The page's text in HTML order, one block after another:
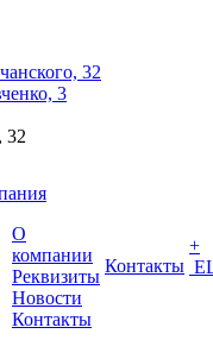
32
3
32
О
компании
Реквизиты
Новости
Контакты
Контакты
+